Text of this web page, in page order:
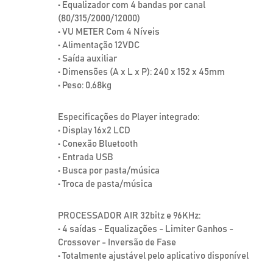
• Equalizador com 4 bandas por canal
(80/315/2000/12000)
• VU METER Com 4 Níveis
• Alimentação 12VDC
• Saída auxiliar
• Dimensões (A x L x P): 240 x 152 x 45mm
• Peso: 0,68kg
Especificações do Player integrado:
• Display 16x2 LCD
• Conexão Bluetooth
• Entrada USB
• Busca por pasta/música
• Troca de pasta/música
PROCESSADOR AIR 32bitz e 96KHz:
• 4 saídas - Equalizações - Limiter Ganhos -
Crossover - Inversão de Fase
• Totalmente ajustável pelo aplicativo disponível